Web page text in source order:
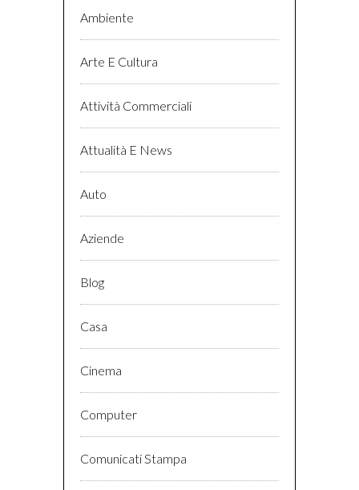
Ambiente
Arte E Cultura
Attività Commerciali
Attualità E News
Auto
Aziende
Blog
Casa
Cinema
Computer
Comunicati Stampa